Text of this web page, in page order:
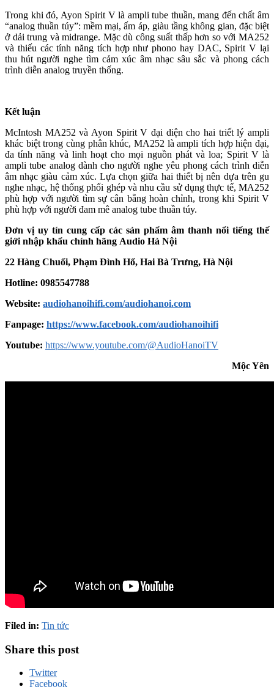
Trong khi đó, Ayon Spirit V là ampli tube thuần, mang đến chất âm
“analog thuần túy”: mềm mại, ấm áp, giàu tầng không gian, đặc biệt
ở dải trung và midrange. Mặc dù công suất thấp hơn so với MA252
và thiếu các tính năng tích hợp như phono hay DAC, Spirit V lại
thu hút người nghe tìm cảm xúc âm nhạc sâu sắc và phong cách
trình diễn analog truyền thống.
Kết luận
McIntosh MA252 và Ayon Spirit V đại diện cho hai triết lý ampli
khác biệt trong cùng phân khúc, MA252 là ampli tích hợp hiện đại,
đa tính năng và linh hoạt cho mọi nguồn phát và loa; Spirit V là
ampli tube analog dành cho người nghe yêu phong cách trình diễn
âm nhạc giàu cảm xúc. Lựa chọn giữa hai thiết bị nên dựa trên gu
nghe nhạc, hệ thống phối ghép và nhu cầu sử dụng thực tế, MA252
phù hợp với người tìm sự cân bằng hoàn chỉnh, trong khi Spirit V
phù hợp với người đam mê analog tube thuần túy.
Đơn vị uy tín cung cấp các sản phẩm âm thanh nổi tiếng thế
giới nhập khẩu chính hãng Audio Hà Nội
22 Hàng Chuối, Phạm Đình Hổ, Hai Bà Trưng, Hà Nội
Hotline: 0985547788
Website: audiohanoihifi.com/audiohanoi.com
Fanpage: https://www.facebook.com/audiohanoihifi
Youtube: https://www.youtube.com/@AudioHanoiTV
Mộc Yên
Filed in: Tin tức
Share this post
Twitter
Facebook